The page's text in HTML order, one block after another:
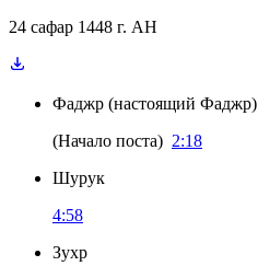
24 сафар 1448 г. AH
Фаджр (настоящий Фаджр)
(Начало поста) 2:18
Шурук
4:58
Зухр